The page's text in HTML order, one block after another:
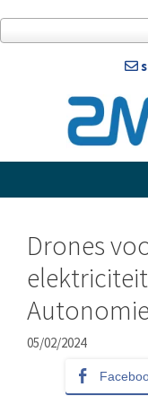
artikel
Drones
05/02/2024